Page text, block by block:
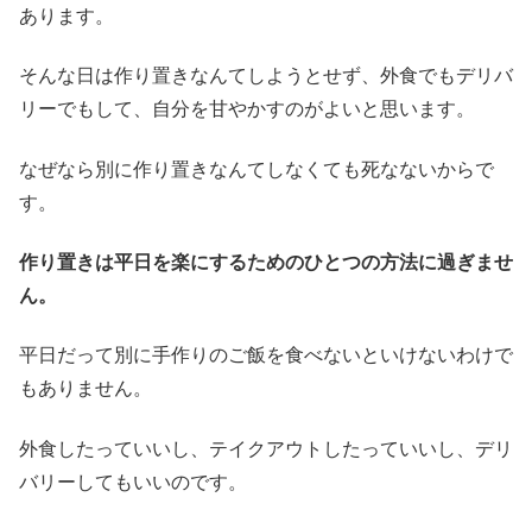
あります。
そんな日は作り置きなんてしようとせず、外食でもデリバ
リーでもして、自分を甘やかすのがよいと思います。
なぜなら別に作り置きなんてしなくても死なないからで
す。
作り置きは平日を楽にするためのひとつの方法に過ぎませ
ん。
平日だって別に手作りのご飯を食べないといけないわけで
もありません。
外食したっていいし、テイクアウトしたっていいし、デリ
バリーしてもいいのです。